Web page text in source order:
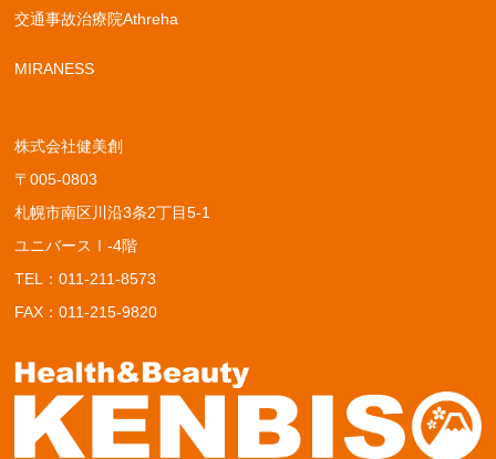
交通事故治療院Athreha
MIRANESS
株式会社健美創
〒005-0803
札幌市南区川沿3条2丁目5-1
ユニバースⅠ-4階
TEL：011-211-8573
FAX：011-215-9820